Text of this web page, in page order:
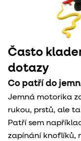
Často
dotazy
Co patří do
Jemná motorika
rukou, prstů, ale
Patří sem
zapínání knoflíků,